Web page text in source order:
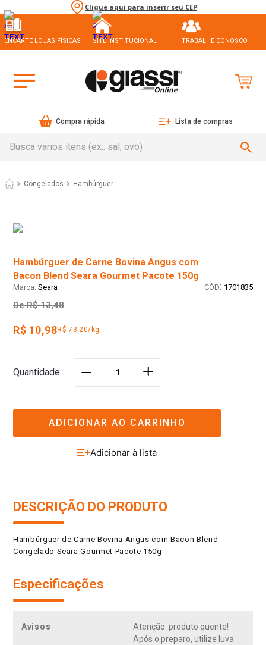
Clique aqui para inserir seu CEP
ENCARTE LOJAS FÍSICAS SITE INSTITUCIONAL TRABALHE CONOSCO
Compra rápida Lista de compras
Congelados Hambúrguer
Hambúrguer de Carne Bovina Angus com
Bacon Blend Seara Gourmet Pacote 150g
Seara : 1701835
De R$ 13,48
R$ 10,98R$ 73,20/kg
Quantidade ＋
ADICIONAR AO CARRINHO
DESCRIÇÃO DO PRODUTO
Hambúrguer de Carne Bovina Angus com Bacon Blend
Congelado Seara Gourmet Pacote 150g
Especificações
Avisos
Atenção: produto quente!
Após o preparo, utilize luva